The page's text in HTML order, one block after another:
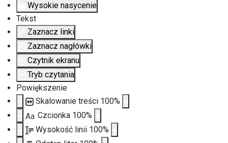
Wysokie nasycenie
Tekst
Zaznacz linki
Zaznacz nagłówki
Czytnik ekranu
Tryb czytania
Powiększenie
Skalowanie treści 100%
Aa Czcionka 100%
Wysokość linii 100%